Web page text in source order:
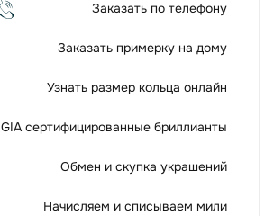
Заказать по телефону
Заказать примерку на дому
Узнать размер кольца онлайн
GIA сертифицированные бриллианты
Обмен и скупка украшений
Начисляем и списываем мили